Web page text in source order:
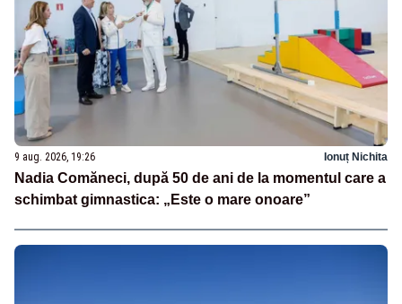
9 aug. 2026, 19:26 Ionuț Nichita
Nadia Comăneci, după 50 de ani de la momentul care a
schimbat gimnastica: „Este o mare onoare”